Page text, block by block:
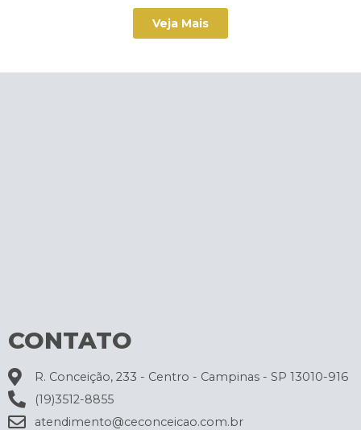
Veja Mais
CONTATO
R. Conceição, 233 - Centro - Campinas - SP 13010-916
(19)3512-8855
atendimento@ceconceicao.com.br